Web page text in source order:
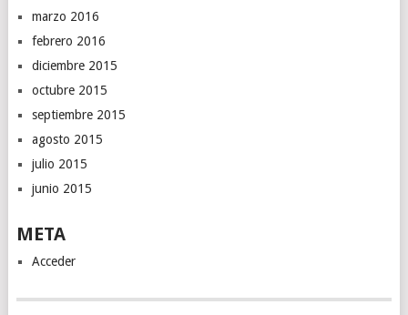
marzo 2016
febrero 2016
diciembre 2015
octubre 2015
septiembre 2015
agosto 2015
julio 2015
junio 2015
META
Acceder